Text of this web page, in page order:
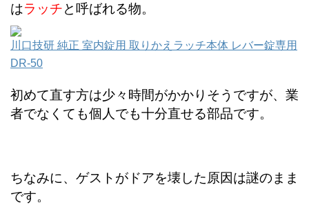
はラッチと呼ばれる物。
川口技研 純正 室内錠用 取りかえラッチ本体 レバー錠専用
DR-50
初めて直す方は少々時間がかかりそうですが、業
者でなくても個人でも十分直せる部品です。
ちなみに、ゲストがドアを壊した原因は謎のまま
です。